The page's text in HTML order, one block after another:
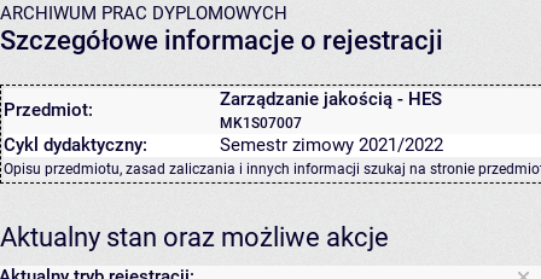
ARCHIWUM PRAC DYPLOMOWYCH
Szczegółowe informacje o rejestracji
Przedmiot: Zarządzanie jakością - HES
MK1S07007
Cykl dydaktyczny: Semestr zimowy 2021/2022
Opisu przedmiotu, zasad zaliczania i innych informacji szukaj na stronie
Aktualny stan oraz możliwe akcje